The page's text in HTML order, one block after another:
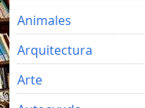
Animales
Arquitectura
Arte